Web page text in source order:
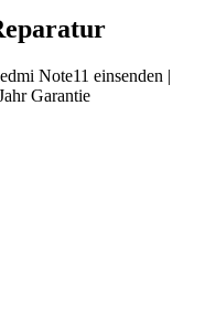
Note11 einsenden |
Garantie